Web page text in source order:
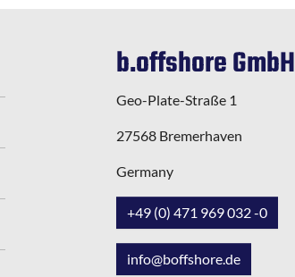
b.offshore GmbH
Geo-Plate-Straße 1
27568 Bremerhaven
Germany
+49 (0) 471 969 032 -0
info@boffshore.de